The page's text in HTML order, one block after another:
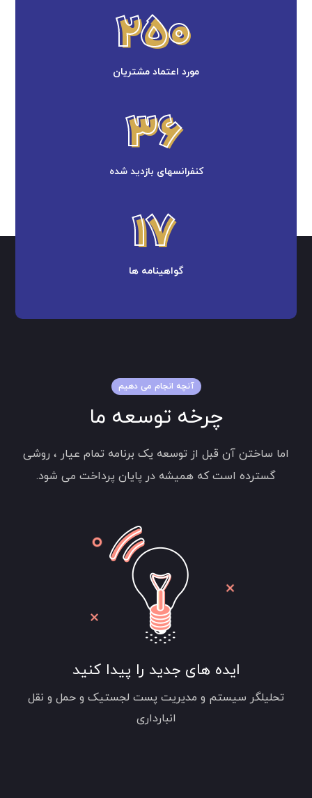
250
250
مورد اعتماد مشتریان
36
36
کنفرانسهای بازدید شده
17
17
گواهینامه ها
آنچه انجام می دهیم
چرخه توسعه ما
اما ساختن آن قبل از توسعه یک برنامه تمام عیار ، روشی
گسترده است که همیشه در پایان پرداخت می شود.
ایده های جدید را پیدا کنید
تحلیلگر سیستم و مدیریت پست لجستیک و حمل و نقل
انبارداری